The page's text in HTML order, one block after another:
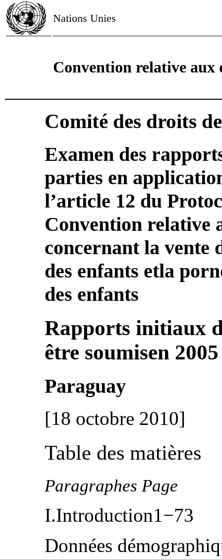
Nations Unies
Convention relative aux
Comité des droits
Examen des
parties en
l’article 12 du
Convention relative
concernant la vente
des enfants etla
des enfants
Rapports initiaux
être soumisen 2005
Paraguay
[18 octobre 2010]
Table des matières
Paragraphes Page
I.Introduction1−73
Données